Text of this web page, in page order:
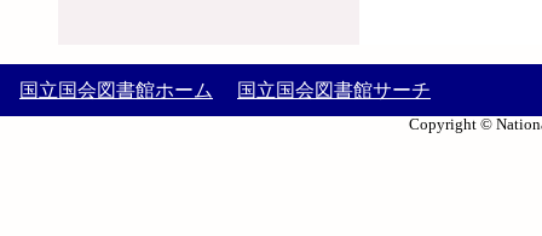
国立国会図書館ホーム 国立国会図書館サーチ
Copyright ©